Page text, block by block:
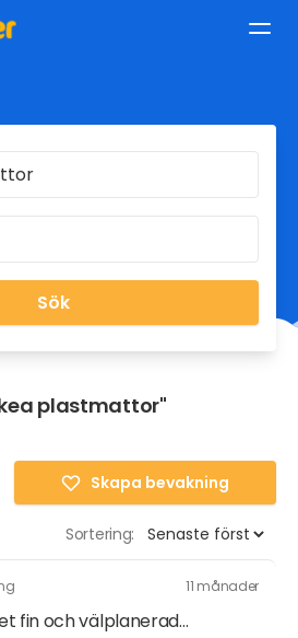
Sök
plastmattor"
Skapa bevakning
Sortering:
11 månader
fin och välplanerad...